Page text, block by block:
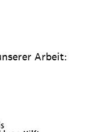
Arbeit: